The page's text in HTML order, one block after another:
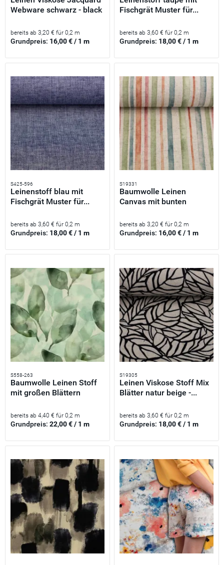
Webware schwarz - black
bereits ab 3,20 € für 0,2 m
Grundpreis: 16,00 € / 1 m
Fischgrät Muster für...
bereits ab 3,60 € für 0,2 m
Grundpreis: 18,00 € / 1 m
S425-596
Leinenstoff blau mit
Fischgrät Muster für...
bereits ab 3,60 € für 0,2 m
Grundpreis: 18,00 € / 1 m
S19331
Baumwolle Leinen
Canvas mit bunten
bereits ab 3,20 € für 0,2 m
Grundpreis: 16,00 € / 1 m
S558-263
Baumwolle Leinen Stoff
mit großen Blättern
bereits ab 4,40 € für 0,2 m
Grundpreis:22,00 € / 1 m
S19305
Leinen Viskose Stoff Mix
Blätter natur beige -...
bereits ab 3,60 € für 0,2 m
Grundpreis: 18,00 € / 1 m